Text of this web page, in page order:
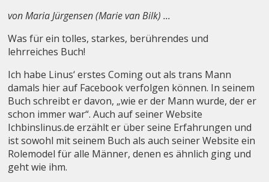
von Maria Jürgensen (Marie van Bilk) ...
Was für ein tolles, starkes, berührendes und
lehrreiches Buch!
Ich habe Linus‘ erstes Coming out als trans Mann
damals hier auf Facebook verfolgen können. In seinem
Buch schreibt er davon, „wie er der Mann wurde, der er
schon immer war“. Auch auf seiner Website
Ichbinslinus.de erzählt er über seine Erfahrungen und
ist sowohl mit seinem Buch als auch seiner Website ein
Rolemodel für alle Männer, denen es ähnlich ging und
geht wie ihm.